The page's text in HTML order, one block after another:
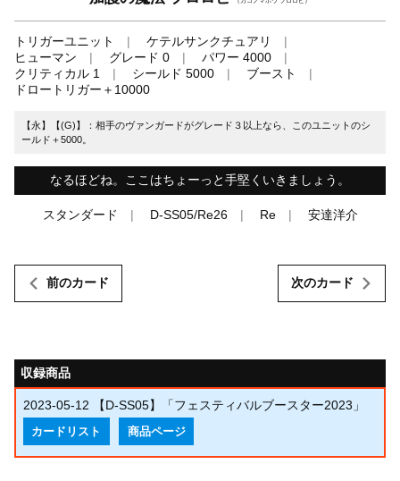
トリガーユニット
ケテルサンクチュアリ
ヒューマン
グレード 0
パワー 4000
クリティカル 1
シールド 5000
ブースト
ドロートリガー＋10000
【永】【(G)】：相手のヴァンガードがグレード３以上なら、このユニットのシ
ールド＋5000。
なるほどね。ここはちょーっと手堅くいきましょう。
スタンダード D-SS05/Re26 Re 安達洋介
前のカード 次のカード
収録商品
2023-05-12 【D-SS05】「フェスティバルブースター2023」
カードリスト 商品ページ